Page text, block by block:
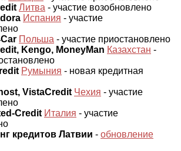
Литва - участие возобновлено
Испания - участие
Польша - участие приостановлено
Kengo, MoneyMan Казахстан -
Румыния - новая кредитная
VistaCredit Чехия - участие
Credit Италия - участие
кредитов Латвии - обновление